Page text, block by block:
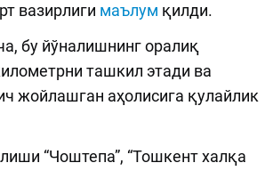
вазирлиги маълум қилди.
бу йўналишнинг оралиқ
ташкил этади ва
жойлашган аҳолисига қулайлик
“Чоштепа”, “Тошкент халқа